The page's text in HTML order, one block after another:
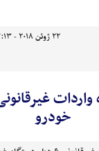
22 ژوئن 2018 - 13:13
خودرو